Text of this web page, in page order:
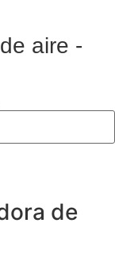
aire -
de